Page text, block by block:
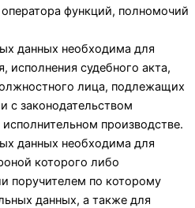
функций, полномочий
данных необходима для
исполнения судебного акта,
лица, подлежащих
с законодательством
производстве.
данных необходима для
которого либо
поручителем по которому
данных, а также для